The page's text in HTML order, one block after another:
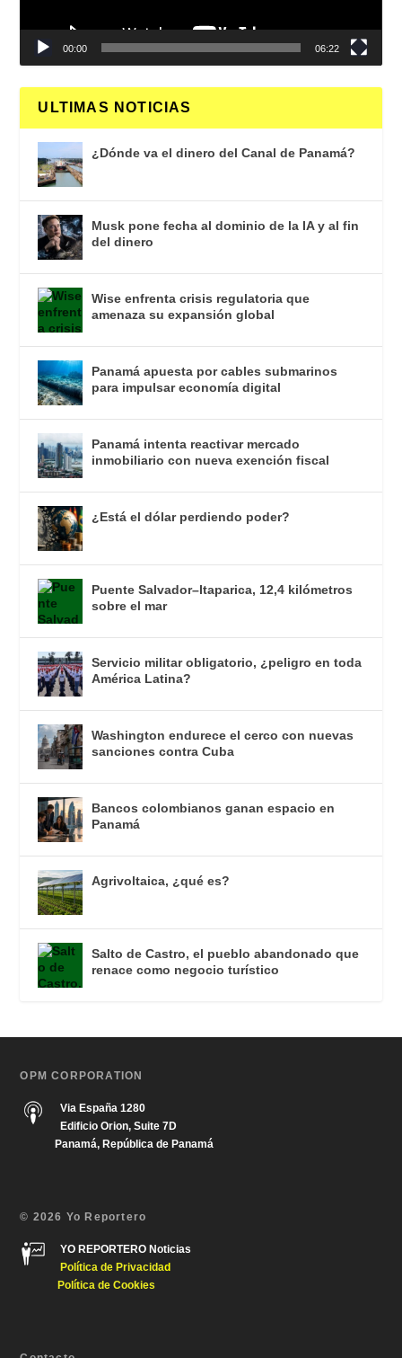
00:00 06:22
ULTIMAS NOTICIAS
¿Dónde va el dinero del Canal de Panamá?
Musk pone fecha al dominio de la IA y al fin
del dinero
Wise enfrenta crisis regulatoria que
amenaza su expansión global
Panamá apuesta por cables submarinos
para impulsar economía digital
Panamá intenta reactivar mercado
inmobiliario con nueva exención fiscal
¿Está el dólar perdiendo poder?
Puente Salvador–Itaparica, 12,4 kilómetros
sobre el mar
Servicio militar obligatorio, ¿peligro en toda
América Latina?
Washington endurece el cerco con nuevas
sanciones contra Cuba
Bancos colombianos ganan espacio en
Panamá
Agrivoltaica, ¿qué es?
Salto de Castro, el pueblo abandonado que
renace como negocio turístico
OPM CORPORATION
Via España 1280
Edificio Orion, Suite 7D
Panamá, República de Panamá
© 2026 Yo Reportero
YO REPORTERO Noticias
Política de Privacidad
Política de Cookies